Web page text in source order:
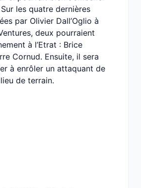
les quatre dernières
par Olivier Dall’Oglio à
deux pourraient
à l’Etrat : Brice
Cornud. Ensuite, il sera
à enrôler un attaquant de
de terrain.